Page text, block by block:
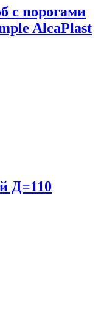
с порогами
AlcaPlast
Д=110